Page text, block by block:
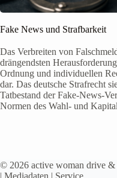
Fake News und Strafbarkeit
Das Verbreiten von
drängendsten
Ordnung und individuellen
dar. Das deutsche Strafrecht
Tatbestand der Fake-News-
Normen des Wahl- und
© 2026 active woman drive &
| Mediadaten | Service